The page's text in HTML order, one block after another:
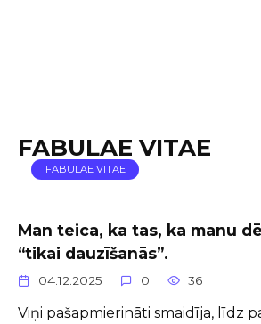
FABULAE VITAE
FABULAE VITAE
Man teica, ka tas, ka manu
“tikai dauzīšanās”.
04.12.2025 0 36
Viņi pašapmierināti smaidīja, līdz